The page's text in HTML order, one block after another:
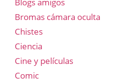
Blogs amigos
Bromas cámara oculta
Chistes
Ciencia
Cine y películas
Comic